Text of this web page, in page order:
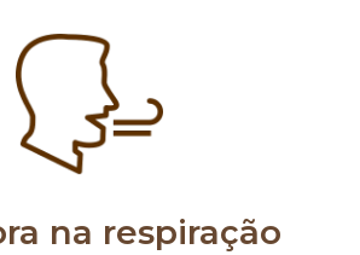
na respiração